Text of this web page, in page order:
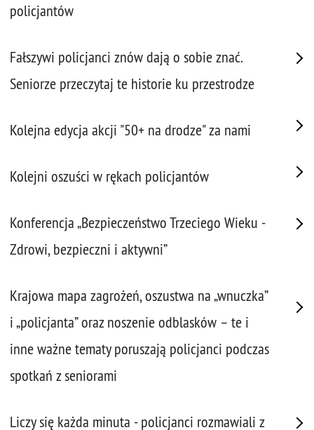
policjantów
Fałszywi policjanci znów dają o sobie znać.
Seniorze przeczytaj te historie ku przestrodze
Kolejna edycja akcji "50+ na drodze" za nami
Kolejni oszuści w rękach policjantów
Konferencja „Bezpieczeństwo Trzeciego Wieku -
Zdrowi, bezpieczni i aktywni”
Krajowa mapa zagrożeń, oszustwa na „wnuczka”
i „policjanta” oraz noszenie odblasków – te i
inne ważne tematy poruszają policjanci podczas
spotkań z seniorami
Liczy się każda minuta - policjanci rozmawiali z